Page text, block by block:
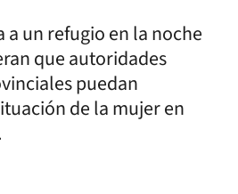
a un refugio en la noche
que autoridades
puedan
de la mujer en